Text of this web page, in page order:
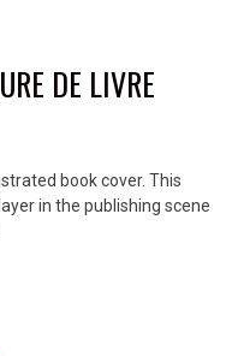
DE LIVRE
book cover. This
in the publishing scene